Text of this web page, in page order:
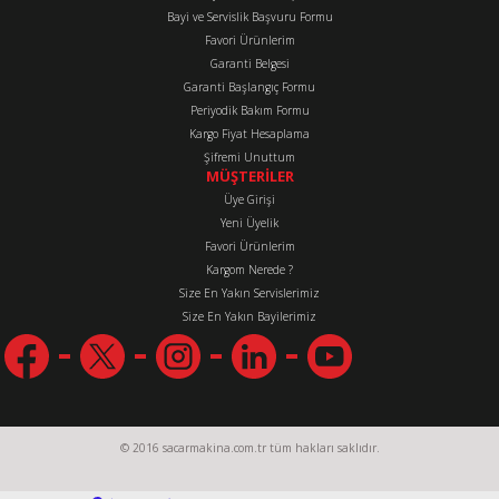
Gönder
Bayi ve Servislik Başvuru Formu
Favori Ürünlerim
Garanti Belgesi
Garanti Başlangıç Formu
Periyodik Bakım Formu
Kargo Fiyat Hesaplama
Şifremi Unuttum
MÜŞTERİLER
Üye Girişi
Yeni Üyelik
Favori Ürünlerim
Kargom Nerede ?
Size En Yakın Servislerimiz
Size En Yakın Bayilerimiz
© 2016 sacarmakina.com.tr tüm hakları saklıdır.